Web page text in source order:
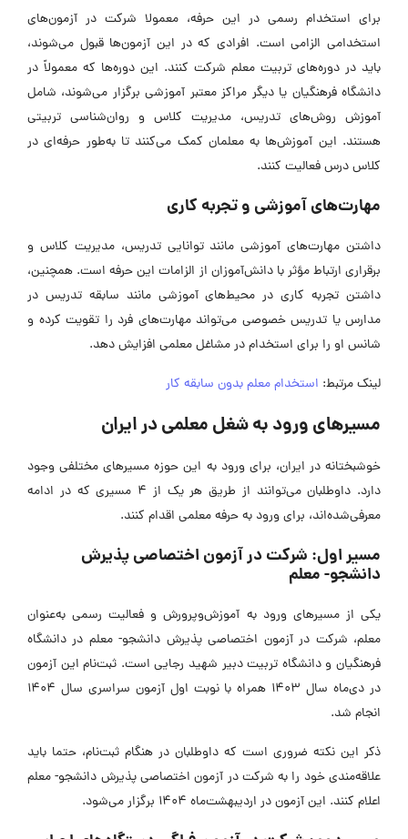
برای استخدام رسمی در این حرفه، معمولا شرکت در آزمون‌های
استخدامی الزامی است. افرادی که در این آزمون‌ها قبول می‌شوند،
باید در دوره‌های تربیت معلم شرکت کنند. این دوره‌ها که معمولاً در
دانشگاه فرهنگیان یا دیگر مراکز معتبر آموزشی برگزار می‌شوند، شامل
آموزش روش‌های تدریس، مدیریت کلاس و روان‌شناسی تربیتی
هستند. این آموزش‌ها به معلمان کمک می‌کنند تا به‌طور حرفه‌ای در
کلاس درس فعالیت کنند.
مهارت‌های آموزشی و تجربه کاری
داشتن مهارت‌های آموزشی مانند توانایی تدریس، مدیریت کلاس و
برقراری ارتباط مؤثر با دانش‌آموزان از الزامات این حرفه است. همچنین،
داشتن تجربه کاری در محیط‌های آموزشی مانند سابقه تدریس در
مدارس یا تدریس خصوصی می‌تواند مهارت‌های فرد را تقویت کرده و
شانس او را برای استخدام در مشاغل معلمی افزایش دهد.
لینک مرتبط: استخدام معلم بدون سابقه کار
مسیرهای ورود به شغل معلمی در ایران
خوشبختانه در ایران، برای ورود به این حوزه مسیرهای مختلفی وجود
دارد. داوطلبان می‌توانند از طریق هر یک از 4 مسیری که در ادامه
معرفی‌شده‌‌اند، برای ورود به حرفه معلمی اقدام کنند.
مسیر اول: شرکت در آزمون اختصاصی پذیرش
دانشجو- معلم
یکی از مسیرهای ورود به آموزش‌وپرورش و فعالیت رسمی به‌عنوان
معلم، شرکت در آزمون اختصاصی پذیرش دانشجو- معلم در دانشگاه
فرهنگیان و دانشگاه تربیت دبیر شهید رجایی است. ثبت‌نام این آزمون
در دی‌ماه سال 1403 همراه با نوبت اول آزمون سراسری سال 1404
انجام شد.
ذکر این نکته ضروری است که داوطلبان در هنگام ثبت‌نام، حتما باید
علاقه‌مندی خود را به شرکت در آزمون اختصاصی پذیرش دانشجو- معلم
اعلام کنند. این آزمون در اردیبهشت‌ماه 1404 برگزار می‌شود.